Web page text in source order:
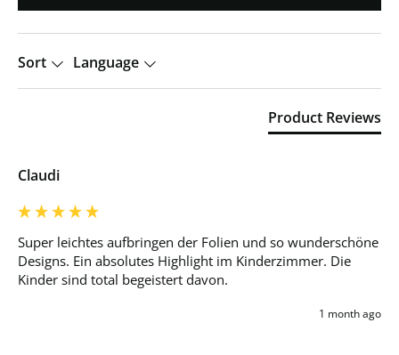
Sort Language
Product Reviews
Claudi
Super leichtes aufbringen der Folien und so wunderschöne
Designs. Ein absolutes Highlight im Kinderzimmer. Die
Kinder sind total begeistert davon.
1 month ago